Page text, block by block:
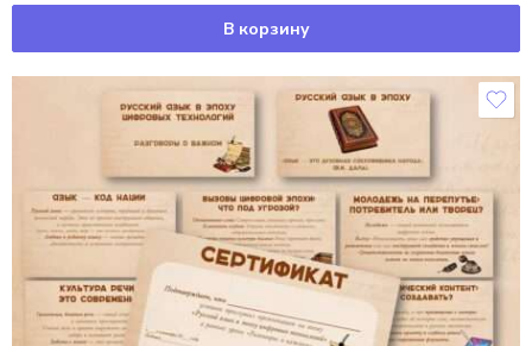
В корзину